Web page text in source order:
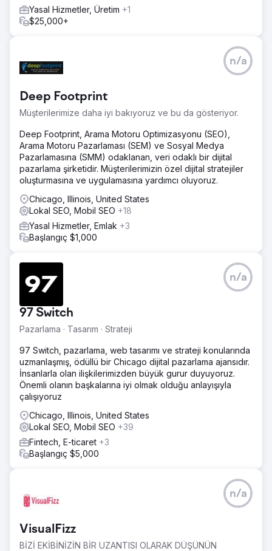
Yasal Hizmetler, Üretim +1
$25,000+
Deep Footprint
Müşterilerimize daha iyi bakıyoruz ve bu da gösteriyor.
n/a
Deep Footprint, Arama Motoru Optimizasyonu (SEO),
Arama Motoru Pazarlaması (SEM) ve Sosyal Medya
Pazarlamasına (SMM) odaklanan, veri odaklı bir dijital
pazarlama şirketidir. Müşterilerimizin özel dijital stratejiler
oluşturmasına ve uygulamasına yardımcı oluyoruz.
Chicago, Illinois, United States
Lokal SEO, Mobil SEO +18
Yasal Hizmetler, Emlak +3
Başlangıç $1,000
97 Switch
Pazarlama · Tasarım · Strateji
n/a
97 Switch, pazarlama, web tasarımı ve strateji konularında
uzmanlaşmış, ödüllü bir Chicago dijital pazarlama ajansıdır.
İnsanlarla olan ilişkilerimizden büyük gurur duyuyoruz.
Önemli olanın başkalarına iyi olmak olduğu anlayışıyla
çalışıyoruz
Chicago, Illinois, United States
Lokal SEO, Mobil SEO +39
Fintech, E-ticaret +3
Başlangıç $5,000
VisualFizz
BİZİ EKİBİNİZİN BİR UZANTISI OLARAK DÜŞÜNÜN
n/a